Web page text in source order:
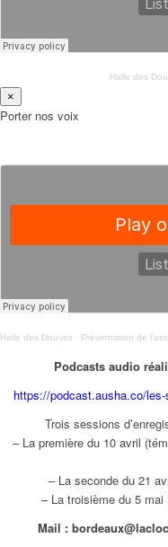
Halle des
×
Porter nos voix
Halle des Douves · Présentation de
Podcasts audio
https://podcast.ausha.co/
Trois sessions
– La première du 10 avril
– La seconde du 21
– La troisième du 5 mai
Mail :